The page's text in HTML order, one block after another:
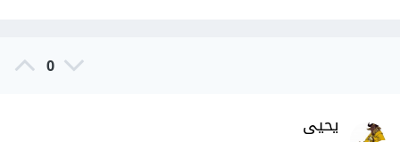
0
يحيى